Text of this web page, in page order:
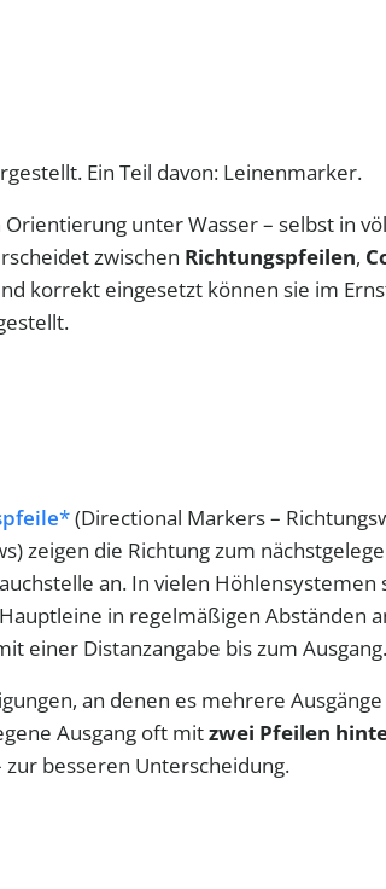
Ein Teil davon: Leinenmarker.
unter Wasser – selbst in
zwischen Richtungspfeilen,
korrekt eingesetzt können sie im
(Directional Markers –
zeigen die Richtung zum
an. In vielen Höhlensystemen
in regelmäßigen Abständen
einer Distanzangabe bis zum Ausgang.
an denen es mehrere
Ausgang oft mitzwei Pfeilen
besseren Unterscheidung.